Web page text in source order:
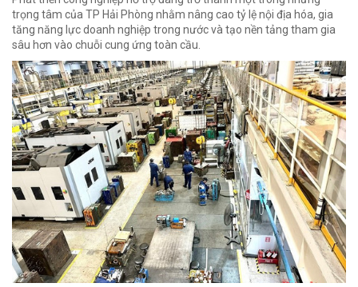
trọng tâm của TP Hải Phòng nhằm nâng cao tỷ lệ nội địa hóa, gia
tăng năng lực doanh nghiệp trong nước và tạo nền tảng tham gia
sâu hơn vào chuỗi cung ứng toàn cầu.